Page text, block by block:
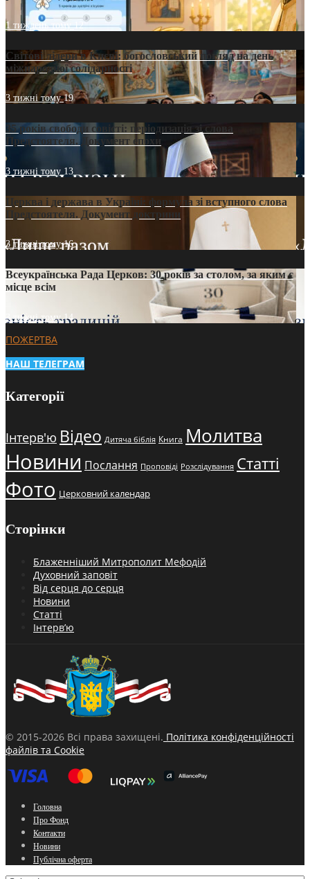
1 тиждень тому12
Світові лідери в Києві: богословський погляд на день
міжнародної солідарності
3 тижні тому19
35 років свободи совісті: періодизація зі слова
Предстоятеля. Документ епохи
3 тижні тому 13
Церква і держава в Україні: формула зі вступного слова
Предстоятеля. Документ доктрини
3 тижні тому16
Всеукраїнська Рада Церков: 30 років за столом, за яким є
місце всім
3 тижні тому14
ПОЖЕРТВА
НАШ ТЕЛЕГРАМ
Категорії
Інтерв'ю Відео Дитяча біблія Книга Молитва
Новини Послання Проповіді Розслідування Статті
Фото Церковний календар
Сторінки
Блаженніший Митрополит Мефодій
Духовний заповіт
Від серця до серця
Новини
Статті
Інтерв’ю
© 2015-2026 Всі права захищені. Політика конфіденційності
файлів та Cookie
Головна
Про Фонд
Контакти
Новини
Публічна оферта